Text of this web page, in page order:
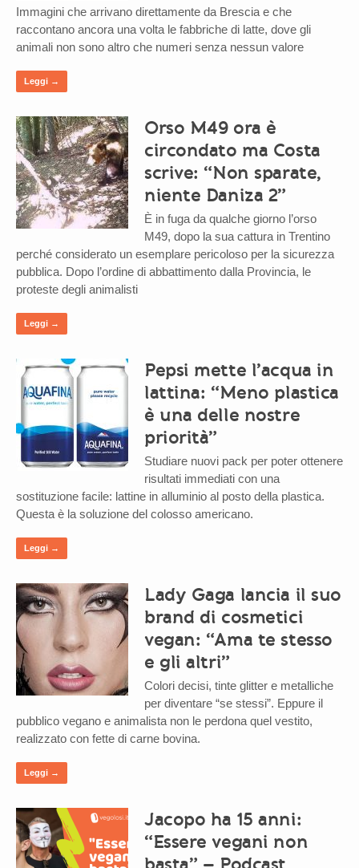
Immagini che arrivano direttamente da Brescia e che
raccontano ancora una volta le fabbriche di latte, dove gli
animali non sono altro che numeri senza nessun valore
Leggi →
Orso M49 ora è
circondato ma Costa
scrive: “Non sparate,
niente Daniza 2”
È in fuga da qualche giorno l’orso
M49, dopo la sua cattura in Trentino
perché considerato un esemplare pericoloso per la sicurezza
pubblica. Dopo l’ordine di abbattimento dalla Provincia, le
proteste degli animalisti
Leggi →
Pepsi mette l’acqua in
lattina: “Meno plastica
è una delle nostre
priorità”
Studiare nuovi pack per poter ottenere
risultati immediati con una
sostituzione facile: lattine in alluminio al posto della plastica.
Questa è la soluzione del colosso americano.
Leggi →
Lady Gaga lancia il suo
brand di cosmetici
vegan: “Ama te stesso
e gli altri”
Colori decisi, tinte glitter e metalliche
per diventare “se stessi”. Eppure il
pubblico vegano e animalista non le perdona quel vestito,
realizzato con fette di carne bovina.
Leggi →
Jacopo ha 15 anni:
“Essere vegani non